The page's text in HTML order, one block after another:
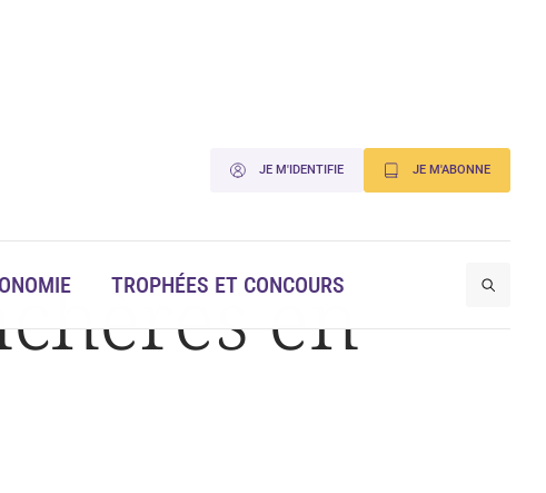
JE M'IDENTIFIE JE M'ABONNE
TROPHÉES ET CONCOURS
en